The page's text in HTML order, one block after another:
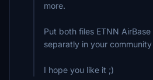
more.
Put both files ETNN
separatly in your
I hope you like it ;)